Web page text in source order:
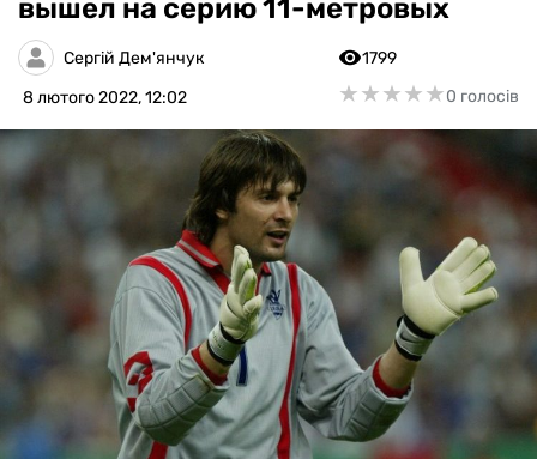
ІНТЕРВ'Ю
РІЗНЕ
вышел на серию 11-метровых
Сергій Дем'янчук
8 лютого 2022, 12:02
1799
★★★★★
★★★★★0 голосів